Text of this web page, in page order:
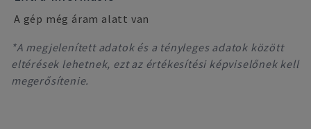
A gép még áram alatt van
*A megjelenített adatok és a tényleges adatok között
eltérések lehetnek, ezt az értékesítési képviselőnek kell
megerősítenie.